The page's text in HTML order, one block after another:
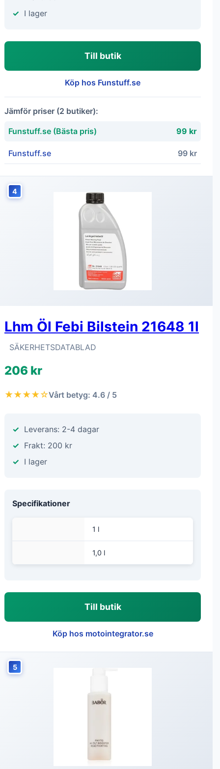
I lager
Till butik
Köp hos Funstuff.se
Jämför priser (2 butiker):
Funstuff.se (Bästa pris) 99 kr
Funstuff.se 99 kr
4
Lhm Öl Febi Bilstein 21648 1l
SÄKERHETSDATABLAD
206 kr
★★★★☆Vårt betyg: 4.6 / 5
Leverans: 2-4 dagar
Frakt: 200 kr
I lager
Specifikationer
1 l
1,0 l
Till butik
Köp hos motointegrator.se
5